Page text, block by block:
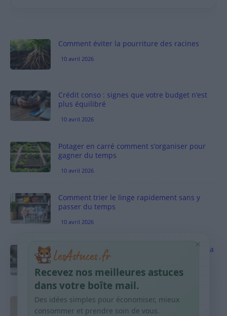
Comment éviter la pourriture des racines
10 avril 2026
Crédit conso : signes que votre budget n’est
plus équilibré
10 avril 2026
Potager en carré comment s’organiser pour
gagner du temps
10 avril 2026
Comment trier le linge rapidement sans y
passer du temps
10 avril 2026
Vinaigre blanc et four est-ce efficace contre la
graisse
10 avril 2026
Taches pigmentaires : routine simple +
habitudes qui aident
×
Recevez nos meilleures astuces
dans votre boîte mail.
Des idées simples pour économiser, mieux
consommer et prendre soin de vous.